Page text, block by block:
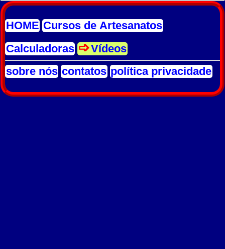
HOME Cursos de Artesanatos
Calculadoras
Vídeos
sobre nós contatos política privacidade